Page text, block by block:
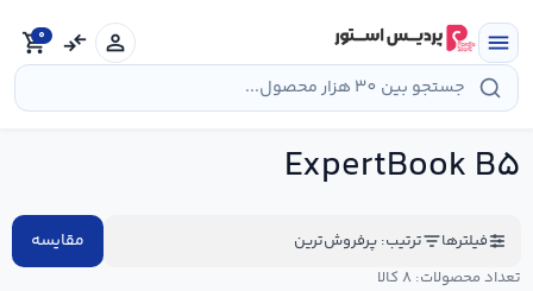
menu
person
compare_arrows
shopping_cart0
ExpertBook B۵
فیلترها ترتیب: پرفروش‌ترین مقایسه
تعداد محصولات: ۸ کالا